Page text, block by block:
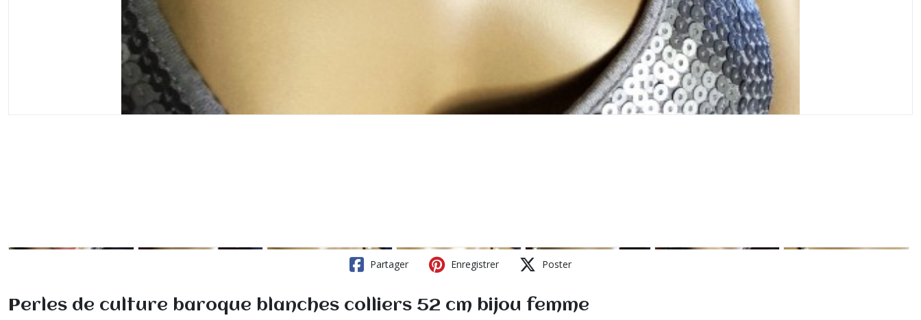
Partager Enregistrer Poster
Perles de culture baroque blanches colliers 52 cm bijou femme